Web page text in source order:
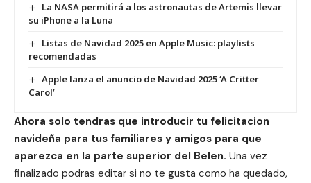
La NASA permitirá a los astronautas de Artemis llevar
su iPhone a la Luna
Listas de Navidad 2025 en Apple Music: playlists
recomendadas
Apple lanza el anuncio de Navidad 2025 ‘A Critter
Carol’
Ahora solo tendras que introducir tu felicitacion
navideña para tus familiares y amigos para que
aparezca en la parte superior del Belen. Una vez
finalizado podras editar si no te gusta como ha quedado,